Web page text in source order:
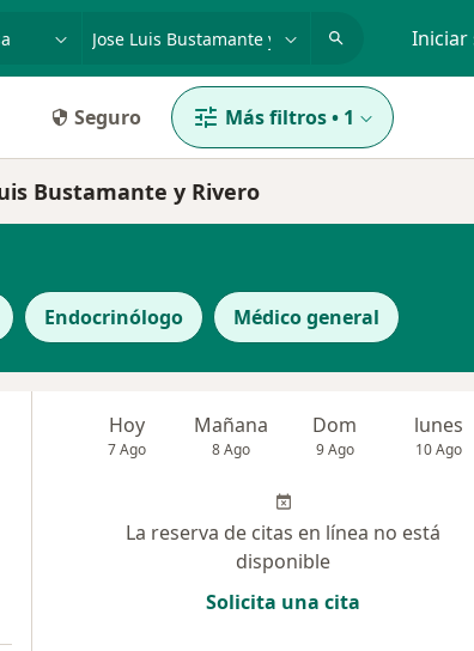
Iniciar
Seguro Más filtros• 1
Bustamante y Rivero
Endocrinólogo Médico general
Hoy
7 Ago
Mañana
8 Ago
Dom
9 Ago
lunes
10 Ago
La reserva de citas en línea no está
disponible
Solicita una cita